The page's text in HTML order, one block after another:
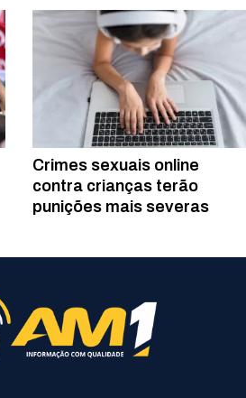
Crimes sexuais online
contra crianças terão
punições mais severas